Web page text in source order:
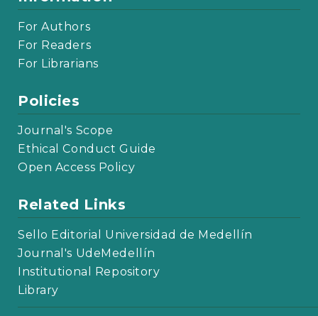
For Authors
For Readers
For Librarians
Policies
Journal's Scope
Ethical Conduct Guide
Open Access Policy
Related Links
Sello Editorial Universidad de Medellín
Journal's UdeMedellín
Institutional Repository
Library